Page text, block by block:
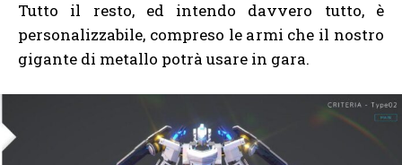
Tutto il resto, ed intendo davvero tutto, è
personalizzabile, compreso le armi che il nostro
gigante di metallo potrà usare in gara.